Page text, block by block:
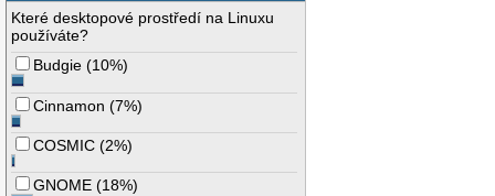
Které desktopové prostředí na Linuxu
používáte?
Budgie (10%)
Cinnamon (7%)
COSMIC (2%)
GNOME (18%)